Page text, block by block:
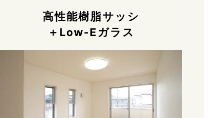
高性能樹脂サッシ
＋Low-Eガラス